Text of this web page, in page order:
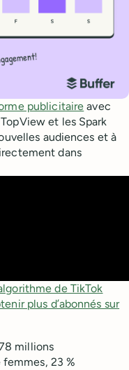
publicitaire avec
et les Spark
audiences et à
dans
de TikTok
plus d’abonnés sur
millions
23 %